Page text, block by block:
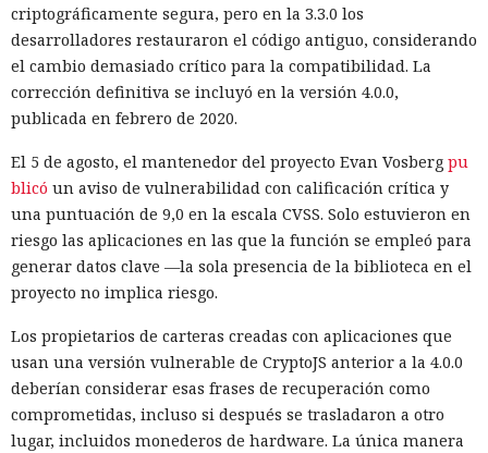
criptográficamente segura, pero en la 3.3.0 los
desarrolladores restauraron el código antiguo, considerando
el cambio demasiado crítico para la compatibilidad. La
corrección definitiva se incluyó en la versión 4.0.0,
publicada en febrero de 2020.
El 5 de agosto, el mantenedor del proyecto Evan Vosberg pu
blicó un aviso de vulnerabilidad con calificación crítica y
una puntuación de 9,0 en la escala CVSS. Solo estuvieron en
riesgo las aplicaciones en las que la función se empleó para
generar datos clave —la sola presencia de la biblioteca en el
proyecto no implica riesgo.
Los propietarios de carteras creadas con aplicaciones que
usan una versión vulnerable de CryptoJS anterior a la 4.0.0
deberían considerar esas frases de recuperación como
comprometidas, incluso si después se trasladaron a otro
lugar, incluidos monederos de hardware. La única manera